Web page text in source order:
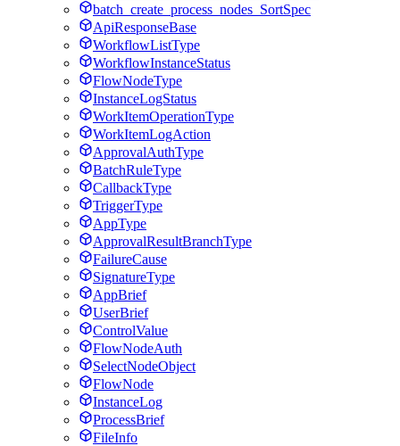
batch_create_process_nodes_SortSpec
ApiResponseBase
WorkflowListType
WorkflowInstanceStatus
FlowNodeType
InstanceLogStatus
WorkItemOperationType
WorkItemLogAction
ApprovalAuthType
BatchRuleType
CallbackType
TriggerType
AppType
ApprovalResultBranchType
FailureCause
SignatureType
AppBrief
UserBrief
ControlValue
FlowNodeAuth
SelectNodeObject
FlowNode
InstanceLog
ProcessBrief
FileInfo